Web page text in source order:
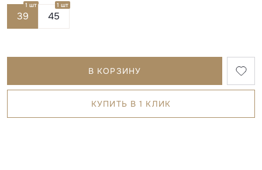
39
1 шт
45
1 шт
В КОРЗИНУ
КУПИТЬ В 1 КЛИК